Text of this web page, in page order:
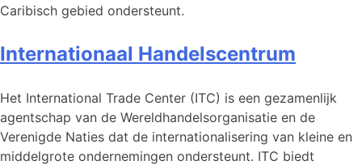
Caribisch gebied ondersteunt.
Internationaal Handelscentrum
Het International Trade Center (ITC) is een gezamenlijk
agentschap van de Wereldhandelsorganisatie en de
Verenigde Naties dat de internationalisering van kleine en
middelgrote ondernemingen ondersteunt. ITC biedt